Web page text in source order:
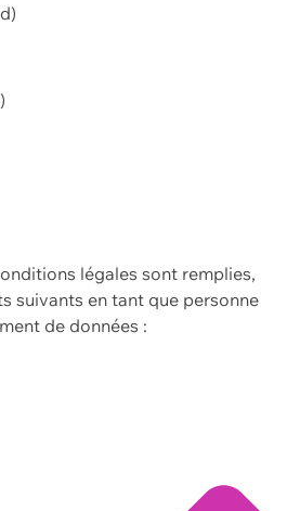
légales sont remplies,
suivants en tant que personne
de données :